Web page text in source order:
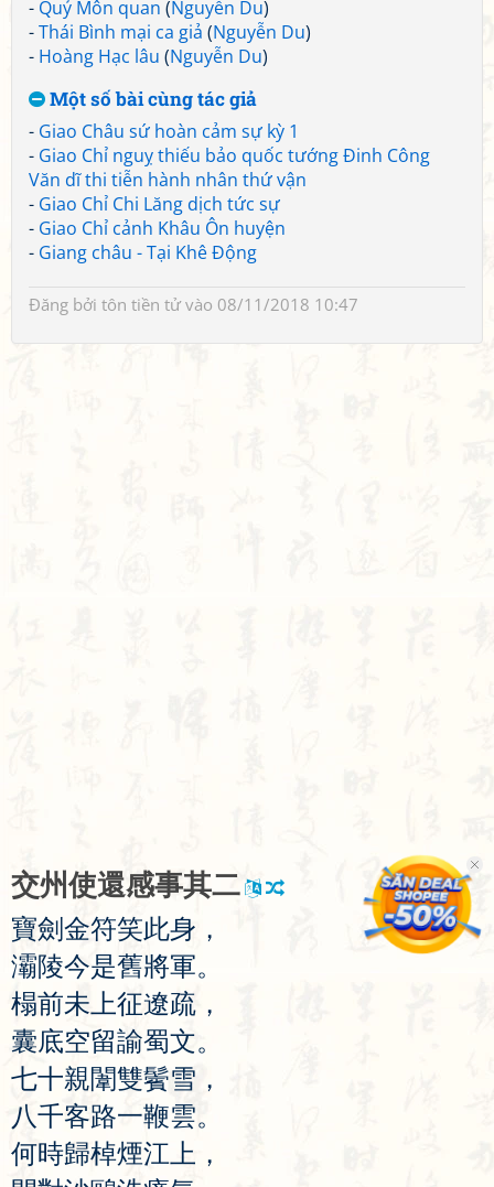
- Quỷ Môn quan (Nguyễn Du)
-Thái Bình mại ca giả (Nguyễn Du)
- Hoàng Hạc lâu (Nguyễn Du)
Một số bài cùng tác giả
- Giao Châu sứ hoàn cảm sự kỳ 1
- Giao Chỉ nguỵ thiếu bảo quốc tướng Đinh Công
Văn dĩ thi tiễn hành nhân thứ vận
- Giao Chỉ Chi Lăng dịch tức sự
- Giao Chỉ cảnh Khâu Ôn huyện
- Giang châu - Tại Khê Động
Đăng bởi tôn tiền tửvào 08/11/2018 10:47
交州使還感事其二
寶劍金符笑此身 ，
灞陵今是舊將軍。
榻前未 上征遼疏 ，
囊底空留諭蜀文。
七十親闈雙鬢雪 ，
八千客路一鞭雲。
何時歸棹煙江 上 ，